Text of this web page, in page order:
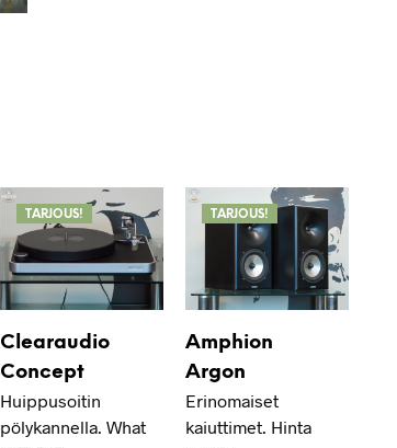
TARJOUS!
Clearaudio
Concept
Huippusoitin
pölykannella. What
TARJOUS!
Amphion
Argon
Erinomaiset
kaiuttimet. Hinta